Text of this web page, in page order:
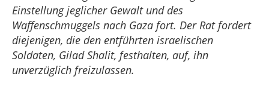
Einstellung jeglicher Gewalt und des
Waffenschmuggels nach Gaza fort. Der Rat fordert
diejenigen, die den entführten israelischen
Soldaten, Gilad Shalit, festhalten, auf, ihn
unverzüglich freizulassen.